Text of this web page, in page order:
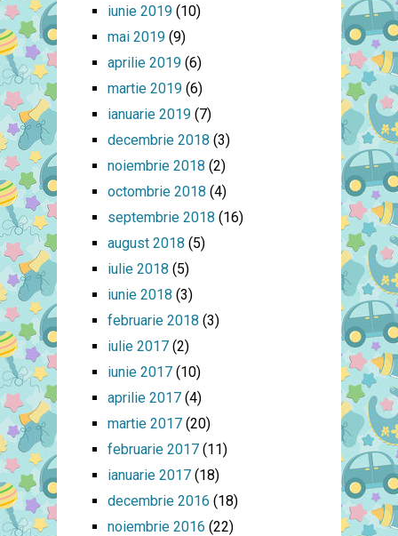
iunie 2019(10)
mai 2019(9)
aprilie 2019(6)
martie 2019(6)
ianuarie 2019(7)
decembrie 2018 (3)
noiembrie 2018 (2)
octombrie 2018 (4)
septembrie 2018 (16)
august 2018 (5)
iulie 2018 (5)
iunie 2018 (3)
februarie 2018 (3)
iulie 2017(2)
iunie 2017(10)
aprilie 2017(4)
martie 2017(20)
februarie 2017(11)
ianuarie 2017(18)
decembrie 2016 (18)
noiembrie 2016 (22)